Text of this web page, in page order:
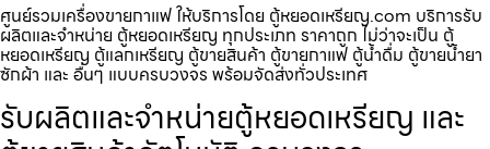
ศูนย์รวมเครื่องขายกาแฟ ให้บริการโดย ตู้หยอดเหรียญ.com บริการรับ
ผลิตและจำหน่าย ตู้หยอดเหรียญ ทุกประเภท ราคาถูก ไม่ว่าจะเป็น ตู้
หยอดเหรียญ ตู้แลกเหรียญ ตู้ขายสินค้า ตู้ขายกาแฟ ตู้น้ำดื่ม ตู้ขายน้ำยา
ซักผ้า และ อื่นๆ แบบครบวงจร พร้อมจัดส่งทั่วประเทศ
รับผลิตและจำหน่ายตู้หยอดเหรียญ และ